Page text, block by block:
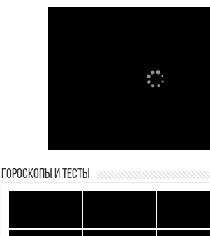
Гороскопы и Тесты